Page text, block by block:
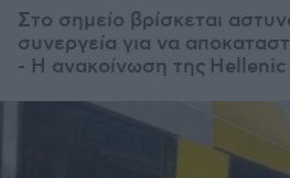
Στο σημείο βρίσκεται
συνεργεία για να
- Η ανακοίνωση της Hellenic